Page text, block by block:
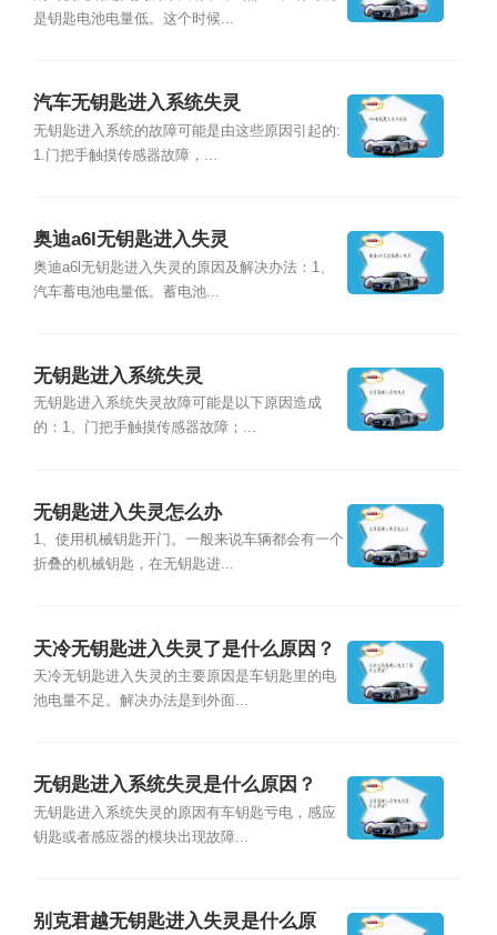
是钥匙电池电量低。这个时候...
汽车无钥匙进入系统失灵
无钥匙进入系统的故障可能是由这些原因引起的:
1.门把手触摸传感器故障，...
奥迪a6l无钥匙进入失灵
奥迪a6l无钥匙进入失灵的原因及解决办法：1、
汽车蓄电池电量低。蓄电池...
无钥匙进入系统失灵
无钥匙进入系统失灵故障可能是以下原因造成
的：1、门把手触摸传感器故障；...
无钥匙进入失灵怎么办
1、使用机械钥匙开门。一般来说车辆都会有一个
折叠的机械钥匙，在无钥匙进...
天冷无钥匙进入失灵了是什么原因？
天冷无钥匙进入失灵的主要原因是车钥匙里的电
池电量不足。解决办法是到外面...
无钥匙进入系统失灵是什么原因？
无钥匙进入系统失灵的原因有车钥匙亏电，感应
钥匙或者感应器的模块出现故障...
别克君越无钥匙进入失灵是什么原